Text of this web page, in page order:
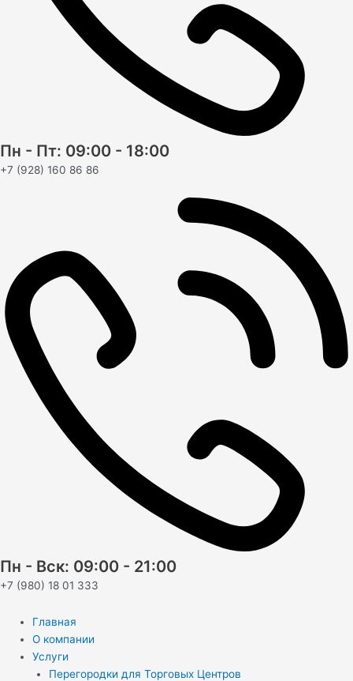
Пн - Пт: 09:00 - 18:00
+7 (928) 160 86 86
Пн - Вск: 09:00 - 21:00
+7 (980) 18 01 333
Главная
О компании
Услуги
Перегородки для Торговых Центров